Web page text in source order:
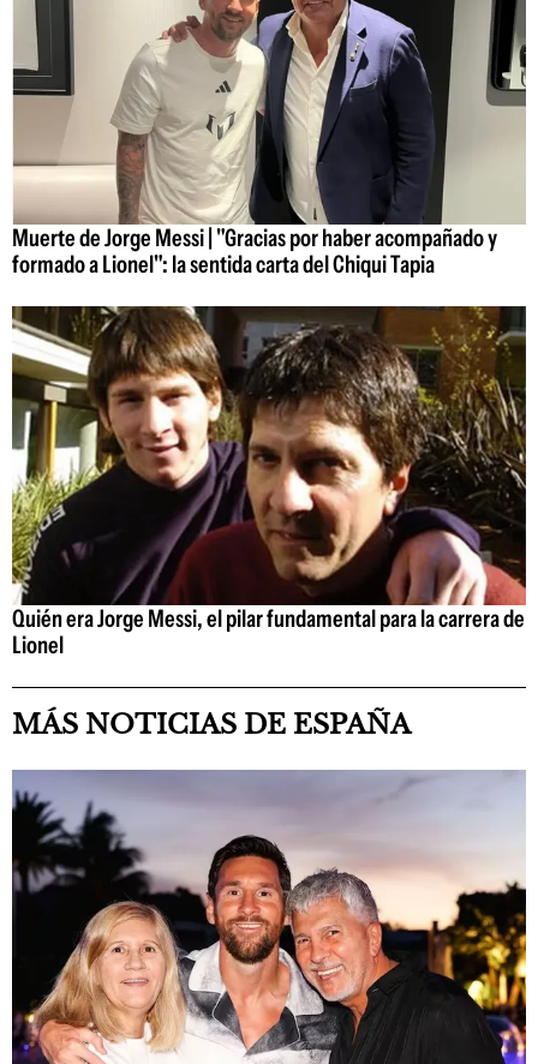
Muerte de Jorge Messi | "Gracias por haber acompañado y
formado a Lionel": la sentida carta del Chiqui Tapia
Quién era Jorge Messi, el pilar fundamental para la carrera de
Lionel
MÁS NOTICIAS DE ESPAÑA